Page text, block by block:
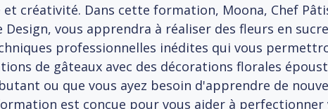
créativité. Dans cette formation, Moona, Chef
Design, vous apprendra à réaliser des fleurs en
professionnelles inédites qui vous
de gâteaux avec des décorations florales
ou que vous ayez besoin d'apprendre de
est conçue pour vous aider à perfectionner